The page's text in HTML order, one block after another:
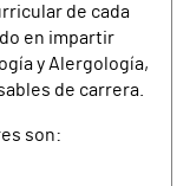
de cada
en impartir
y Alergología,
de carrera.
son: